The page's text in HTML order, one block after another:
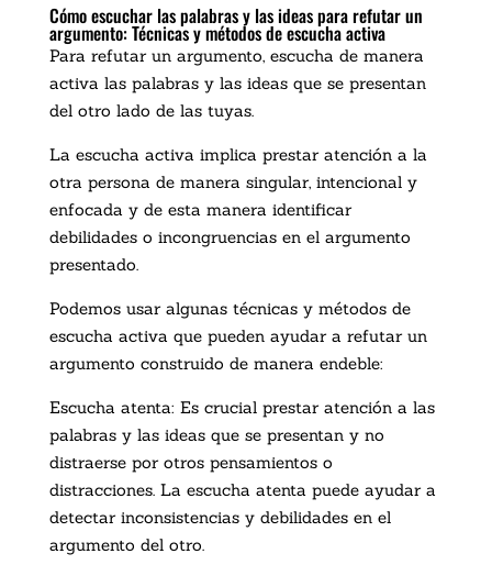
Cómo escuchar las palabras y las ideas para refutar un
argumento: Técnicas y métodos de escucha activa
Para refutar un argumento, escucha de manera
activa las palabras y las ideas que se presentan
del otro lado de las tuyas.
La escucha activa implica prestar atención a la
otra persona de manera singular, intencional y
enfocada y de esta manera identificar
debilidades o incongruencias en el argumento
presentado.
Podemos usar algunas técnicas y métodos de
escucha activa que pueden ayudar a refutar un
argumento construido de manera endeble:
Escucha atenta: Es crucial prestar atención a las
palabras y las ideas que se presentan y no
distraerse por otros pensamientos o
distracciones. La escucha atenta puede ayudar a
detectar inconsistencias y debilidades en el
argumento del otro.